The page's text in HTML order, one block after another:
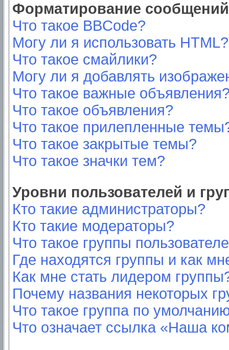
Форматирование
Что такое BBCode?
Могу ли я использовать HTML?
Что такое смайлики?
Могу ли я добавлять
Что такое важные
Что такое объявления?
Что такое прилепленные
Что такое закрытые темы?
Что такое значки тем?
Уровни пользователей и
Кто такие администраторы?
Кто такие модераторы?
Что такое группы
Где находятся группы и как
Как мне стать лидером
Почему названия некоторых
Что такое группа по
Что означает ссылка «Наша